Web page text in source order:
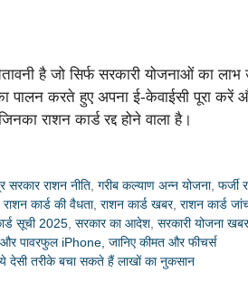
है जो सिर्फ सरकारी योजनाओं का लाभ
पालन करते हुए अपना ई-केवाईसी पूरा
राशन कार्ड रद्द होने वाला है।
सरकार राशन नीति ,गरीब कल्याण अन्न योजना,फर्जी
राशन कार्ड की वैधता, राशन कार्ड खबर, राशन कार्ड
सूची 2025 सरकार का आदेश, सरकारी योजना खबर
पावरफुल iPhone, जानिए कीमत और फीचर्स
देसी तरीके बचा सकते हैं लाखों का नुकसान